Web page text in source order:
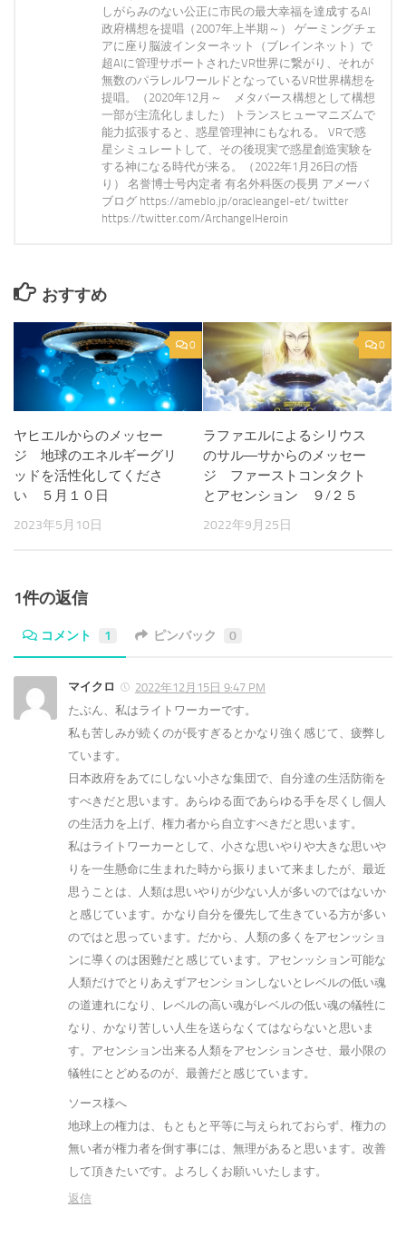
しがらみのない公正に市民の最大幸福を達成するAI
政府構想を提唱（2007年上半期～） ゲーミングチェ
アに座り脳波インターネット（ブレインネット）で
超AIに管理サポートされたVR世界に繋がり、それが
無数のパラレルワールドとなっているVR世界構想を
提唱。（2020年12月～ メタバース構想として構想
一部が主流化しました） トランスヒューマニズムで
能力拡張すると、惑星管理神にもなれる。 VRで惑
星シミュレートして、その後現実で惑星創造実験を
する神になる時代が来る。（2022年1月26日の悟
り） 名誉博士号内定者 有名外科医の長男 アメーバ
ブログ https://ameblo.jp/oracleangel-et/ twitter
https://twitter.com/ArchangelHeroin
おすすめ
0
ヤヒエルからのメッセー
ジ 地球のエネルギーグリ
ッドを活性化してくださ
い ５月１０日
2023年5月10日
0
ラファエルによるシリウス
のサル―サからのメッセー
ジ ファーストコンタクト
とアセンション ９/２５
2022年9月25日
1件の返信
コメント 1 ピンバック 0
マイクロ
2022年12月15日 9:47 PM
たぶん、私はライトワーカーです。
私も苦しみが続くのが長すぎるとかなり強く感じて、疲弊し
ています。
日本政府をあてにしない小さな集団で、自分達の生活防衛を
すべきだと思います。あらゆる面であらゆる手を尽くし個人
の生活力を上げ、権力者から自立すべきだと思います。
私はライトワーカーとして、小さな思いやりや大きな思いや
りを一生懸命に生まれた時から振りまいて来ましたが、最近
思うことは、人類は思いやりが少ない人が多いのではないか
と感じています。かなり自分を優先して生きている方が多い
のではと思っています。だから、人類の多くをアセンッショ
ンに導くのは困難だと感じています。アセンッション可能な
人類だけでとりあえずアセンションしないとレベルの低い魂
の道連れになり、レベルの高い魂がレベルの低い魂の犠牲に
なり、かなり苦しい人生を送らなくてはならないと思いま
す。アセンション出来る人類をアセンションさせ、最小限の
犠牲にとどめるのが、最善だと感じています。
ソース様へ
地球上の権力は、もともと平等に与えられておらず、権力の
無い者が権力者を倒す事には、無理があると思います。改善
して頂きたいです。よろしくお願いいたします。
返信